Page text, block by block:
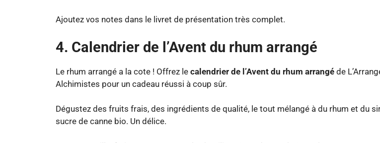
Ajoutez vos notes dans le livret de présentation très complet.
4. Calendrier de l’Avent du rhum arrangé
Le rhum arrangé a la cote ! Offrez le calendrier de l’Avent du rhum arrangé de
Alchimistes pour un cadeau réussi à coup sûr.
Dégustez des fruits frais, des ingrédients de qualité, le tout mélangé à du rhum et du
sucre de canne bio. Un délice.